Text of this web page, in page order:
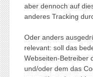
aber dennoch auf
anderes Tracking
Oder anders
relevant: soll das
Webseiten-Betreiber
und/oder dem das